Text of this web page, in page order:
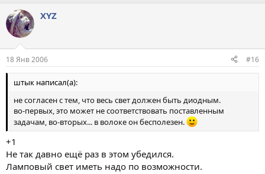
XYZ
18 Янв 2006 #16
штык написал(а):
не согласен с тем, что весь свет должен быть диодным.
во-первых, это может не соответствовать поставленным
задачам, во-вторых... в волоке он бесполезен.
+1
Не так давно ещё раз в этом убедился.
Ламповый свет иметь надо по возможности.